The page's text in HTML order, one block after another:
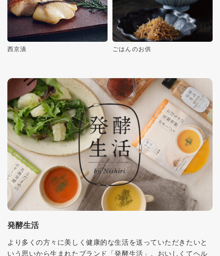
西京漬 ごはんのお供
発酵生活
より多くの方々に美しく健康的な生活を送っていただきたいと
いう思いから生まれたブランド「発酵生活」。おいしくてヘル